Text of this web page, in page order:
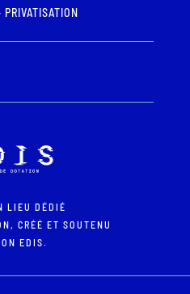
LIEU DÉDIÉ
CRÉÉ ET SOUTENU
EDIS.